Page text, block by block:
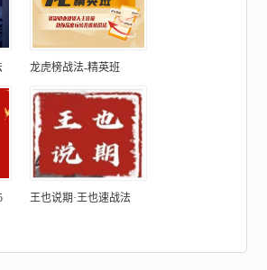
龙虎榜战法-精英班
王也说期·王也速战法